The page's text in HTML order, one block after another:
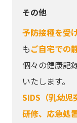
その他
予防接種を受
もご自宅での
個々の健康記
いたします。
SIDS（乳幼児
研修、応急処